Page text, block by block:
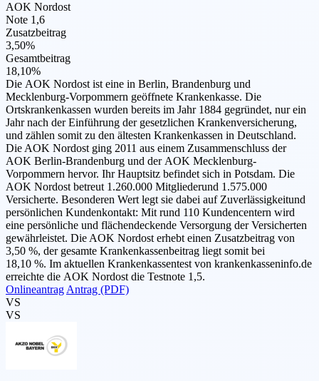
AOK Nordost
Note 1,6
Zusatzbeitrag
3,50%
Gesamtbeitrag
18,10%
Die AOK Nordost ist eine in Berlin, Brandenburg und
Mecklenburg-Vorpommern geöffnete Krankenkasse. Die
Ortskrankenkassen wurden bereits im Jahr 1884 gegründet, nur ein
Jahr nach der Einführung der gesetzlichen Krankenversicherung,
und zählen somit zu den ältesten Krankenkassen in Deutschland.
Die AOK Nordost ging 2011 aus einem Zusammenschluss der
AOK Berlin-Brandenburg und der AOK Mecklenburg-
Vorpommern hervor. Ihr Hauptsitz befindet sich in Potsdam. Die
AOK Nordost betreut 1.260.000 Mitgliederund 1.575.000
Versicherte. Besonderen Wert legt sie dabei auf Zuverlässigkeitund
persönlichen Kundenkontakt: Mit rund 110 Kundencentern wird
eine persönliche und flächendeckende Versorgung der Versicherten
gewährleistet. Die AOK Nordost erhebt einen Zusatzbeitrag von
3,50 %, der gesamte Krankenkassenbeitrag liegt somit bei
18,10 %. Im aktuellen Krankenkassentest von krankenkasseninfo.de
erreichte die AOK Nordost die Testnote 1,5.
Onlineantrag Antrag (PDF)
VS
VS